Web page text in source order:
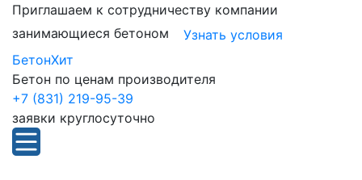
Приглашаем к сотрудничеству компании
занимающиеся бетоном
Узнать условия
БетонХит
Бетон по ценам производителя
+7 (831) 219-95-39
заявки круглосуточно